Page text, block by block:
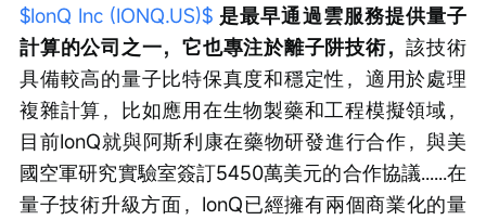
$IonQ Inc (IONQ.US)$ 是最早通過雲服務提供量子
計算的公司之一，它也專注於離子阱技術，該技術
具備較高的量子比特保真度和穩定性，適用於處理
複雜計算，比如應用在生物製藥和工程模擬領域，
目前IonQ就與阿斯利康在藥物研發進行合作，與美
國空軍研究實驗室簽訂5450萬美元的合作協議......在
量子技術升級方面，IonQ已經擁有兩個商業化的量